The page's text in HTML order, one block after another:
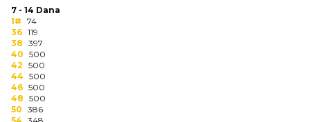
TEHNOLOGIJA
KANCELARIJA
KUĆNI SETOVI
OLOVKE
7 - 14 Dana
1# 74
36 119
38 397
40 500
42 500
44 500
46 500
48 500
50 386